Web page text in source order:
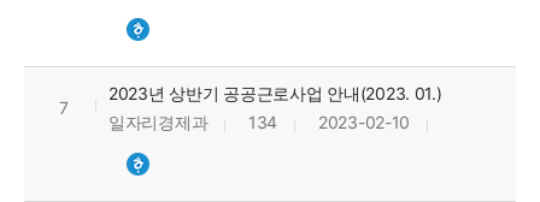
7
2023년 상반기 공공근로사업 안내(2023. 01.)
일자리경제과
134 2023-02-10